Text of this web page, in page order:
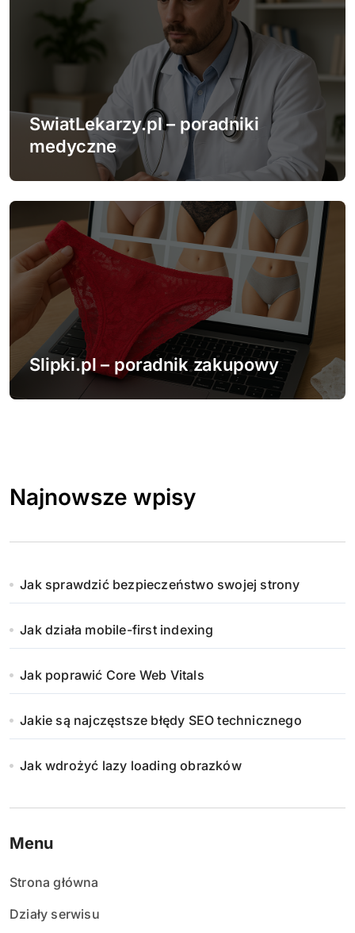
SwiatLekarzy.pl – poradniki
medyczne
Slipki.pl – poradnik zakupowy
Najnowsze wpisy
Jak sprawdzić bezpieczeństwo swojej strony
Jak działa mobile-first indexing
Jak poprawić Core Web Vitals
Jakie są najczęstsze błędy SEO technicznego
Jak wdrożyć lazy loading obrazków
Menu
Strona główna
Działy serwisu